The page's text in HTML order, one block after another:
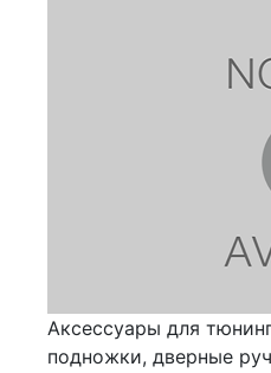
Аксессуары для
подножки, дверные